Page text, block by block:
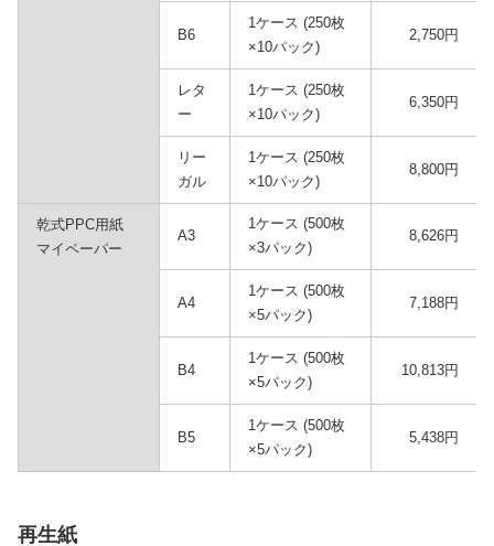
B6
1ケース (250枚
×10パック)
2,750円
レタ
ー
1ケース (250枚
×10パック)
6,350円
リー
ガル
1ケース (250枚
×10パック)
8,800円
乾式PPC用紙
マイペーパー
A3
1ケース (500枚
×3パック)
8,626円
A4
1ケース (500枚
×5パック)
7,188円
B4
1ケース (500枚
×5パック)
10,813円
B5
1ケース (500枚
×5パック)
5,438円
再生紙